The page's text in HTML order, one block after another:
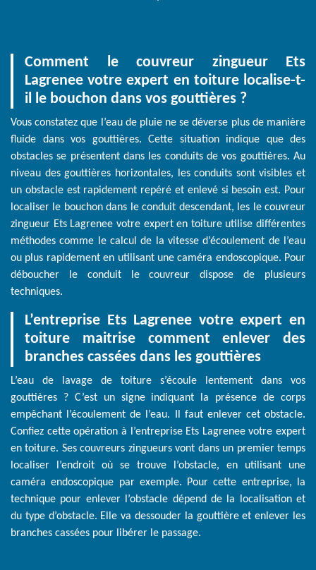
Comment le couvreur zingueur Ets
Lagrenee votre expert en toiture localise-t-
il le bouchon dans vos gouttières ?
Vous constatez que l’eau de pluie ne se déverse plus de manière
fluide dans vos gouttières. Cette situation indique que des
obstacles se présentent dans les conduits de vos gouttières. Au
niveau des gouttières horizontales, les conduits sont visibles et
un obstacle est rapidement repéré et enlevé si besoin est. Pour
localiser le bouchon dans le conduit descendant, les le couvreur
zingueur Ets Lagrenee votre expert en toiture utilise différentes
méthodes comme le calcul de la vitesse d’écoulement de l’eau
ou plus rapidement en utilisant une caméra endoscopique. Pour
déboucher le conduit le couvreur dispose de plusieurs
techniques.
L’entreprise Ets Lagrenee votre expert en
toiture maitrise comment enlever des
branches cassées dans les gouttières
L’eau de lavage de toiture s’écoule lentement dans vos
gouttières ? C’est un signe indiquant la présence de corps
empêchant l’écoulement de l’eau. Il faut enlever cet obstacle.
Confiez cette opération à l’entreprise Ets Lagrenee votre expert
en toiture. Ses couvreurs zingueurs vont dans un premier temps
localiser l’endroit où se trouve l’obstacle, en utilisant une
caméra endoscopique par exemple. Pour cette entreprise, la
technique pour enlever l’obstacle dépend de la localisation et
du type d’obstacle. Elle va dessouder la gouttière et enlever les
branches cassées pour libérer le passage.